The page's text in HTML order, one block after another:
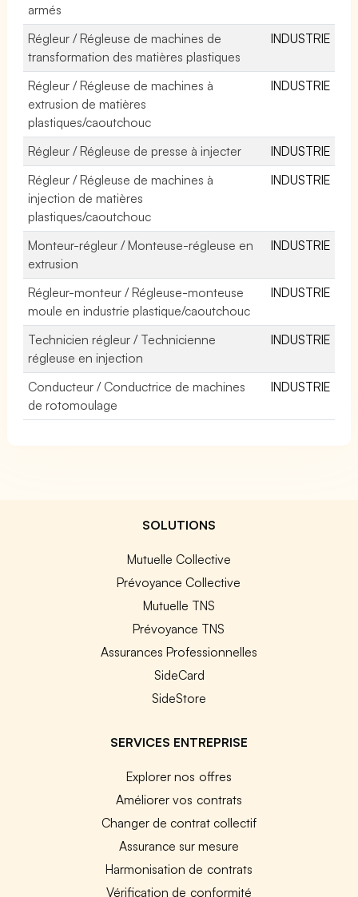
armés
Régleur / Régleuse de machines de
transformation des matières plastiques
INDUSTRIE
Régleur / Régleuse de machines à
extrusion de matières
plastiques/caoutchouc
INDUSTRIE
Régleur / Régleuse de presse à injecter
INDUSTRIE
Régleur / Régleuse de machines à
injection de matières
plastiques/caoutchouc
INDUSTRIE
Monteur-régleur / Monteuse-régleuse en
extrusion
INDUSTRIE
Régleur-monteur / Régleuse-monteuse
moule en industrie plastique/caoutchouc
INDUSTRIE
Technicien régleur / Technicienne
régleuse en injection
INDUSTRIE
Conducteur / Conductrice de machines
de rotomoulage
INDUSTRIE
SOLUTIONS
Mutuelle Collective
Prévoyance Collective
Mutuelle TNS
Prévoyance TNS
Assurances Professionnelles
SideCard
SideStore
SERVICES ENTREPRISE
Explorer nos offres
Améliorer vos contrats
Changer de contrat collectif
Assurance sur mesure
Harmonisation de contrats
Vérification de conformité